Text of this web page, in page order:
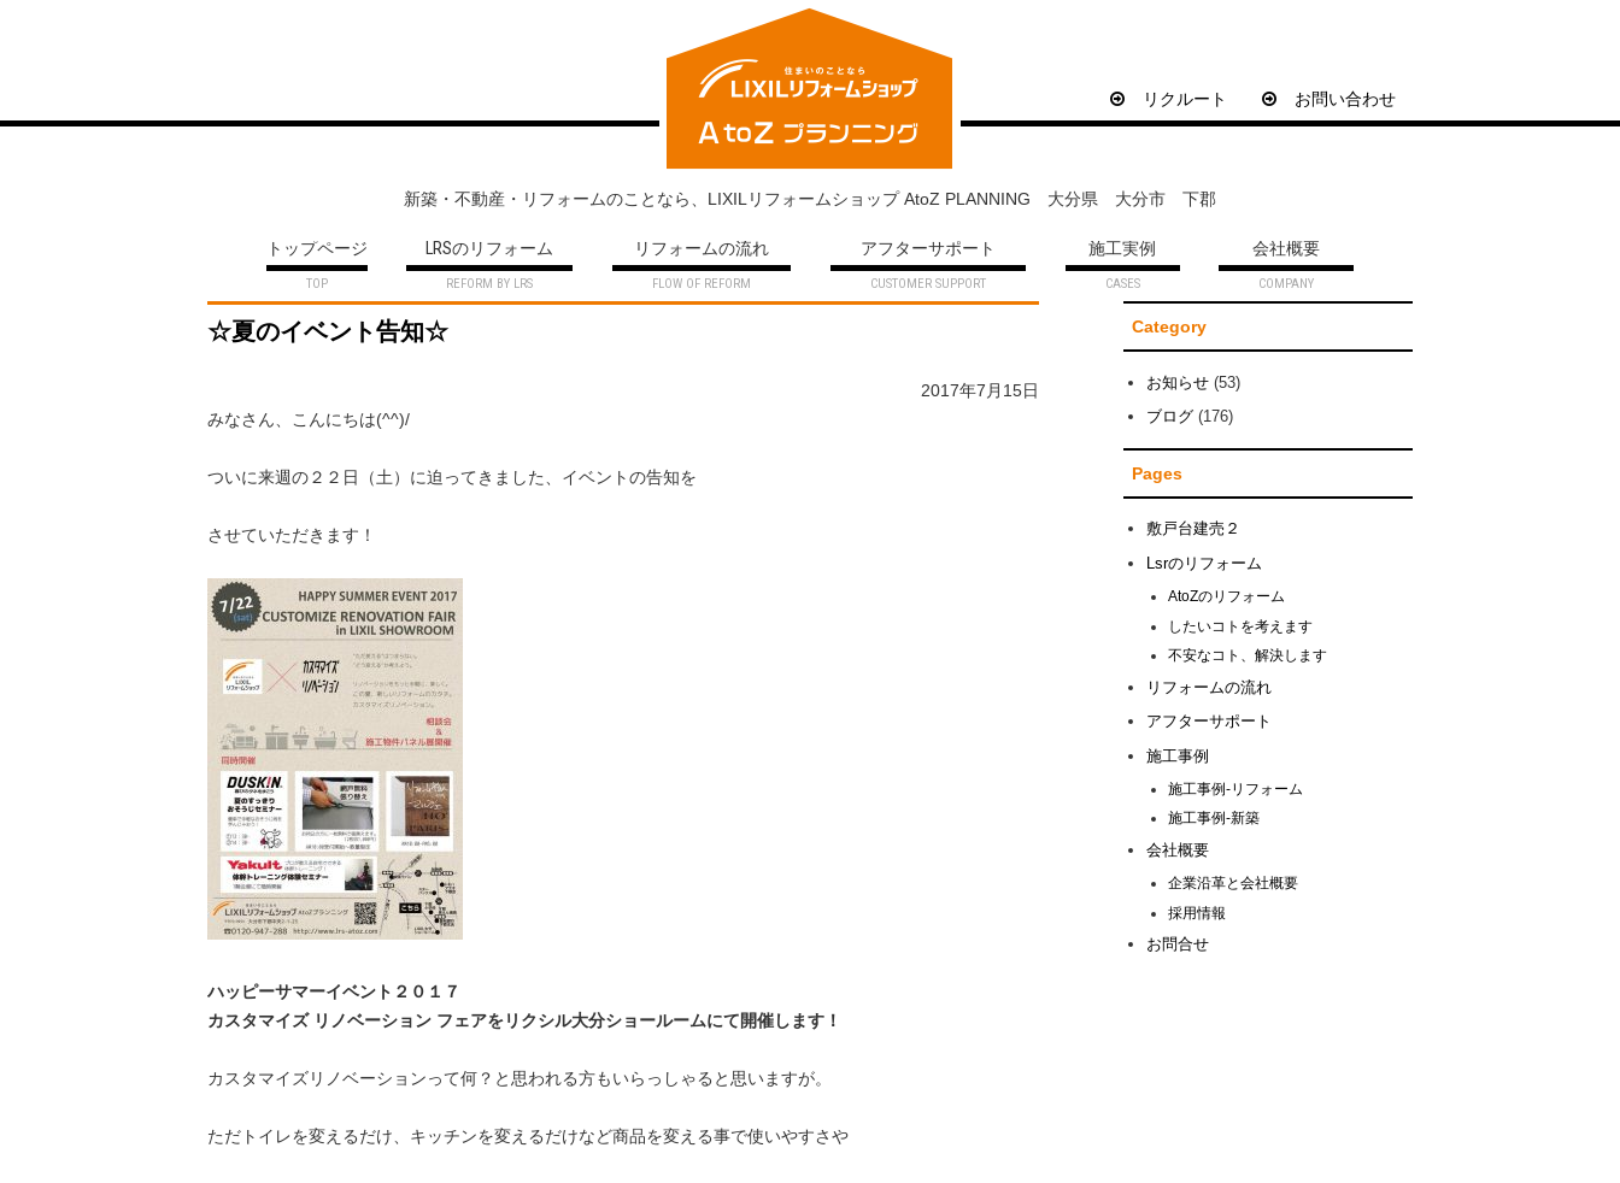
リクルート お問い合わせ
新築・不動産・リフォームのことなら、LIXILリフォームショップ AtoZ PLANNING 大分県 大分市 下郡
トップページ LRSのリフォーム リフォームの流れ アフターサポート 施工実例 会社概要
☆夏のイベント告知☆
2017年7月15日
みなさん、こんにちは(^^)/
ついに来週の２２日（土）に迫ってきました、イベントの告知を
させていただきます！
ハッピーサマーイベント２０１７
カスタマイズ リノベーション フェアをリクシル大分ショールームにて開催します！
カスタマイズリノベーションって何？と思われる方もいらっしゃると思いますが。
ただトイレを変えるだけ、キッチンを変えるだけなど商品を変える事で使いやすさや
Category
お知らせ (53)
ブログ (176)
Pages
敷戸台建売２
Lsrのリフォーム
AtoZのリフォーム
したいコトを考えます
不安なコト、解決します
リフォームの流れ
アフターサポート
施工事例
施工事例-リフォーム
施工事例-新築
会社概要
企業沿革と会社概要
採用情報
お問合せ